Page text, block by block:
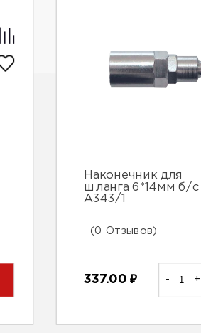
Наконечник для
шланга 6*14мм б/с
А343/1
(0 Отзывов)
337.00₽ - +